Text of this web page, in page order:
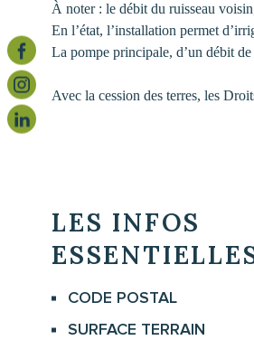
À noter : le débit du ruisseau
En l’état, l’installation permet
La pompe principale, d’un débit
Avec la cession des terres, les
LES INFOS
Caractérisque Valeurs
CODE POSTAL
SURFACE TERRAIN